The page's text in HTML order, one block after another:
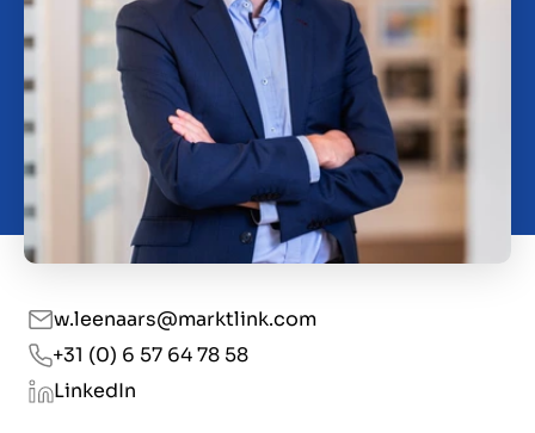
Contact
GB
w.leenaars@marktlink.com
+31 (0) 6 57 64 78 58
LinkedIn